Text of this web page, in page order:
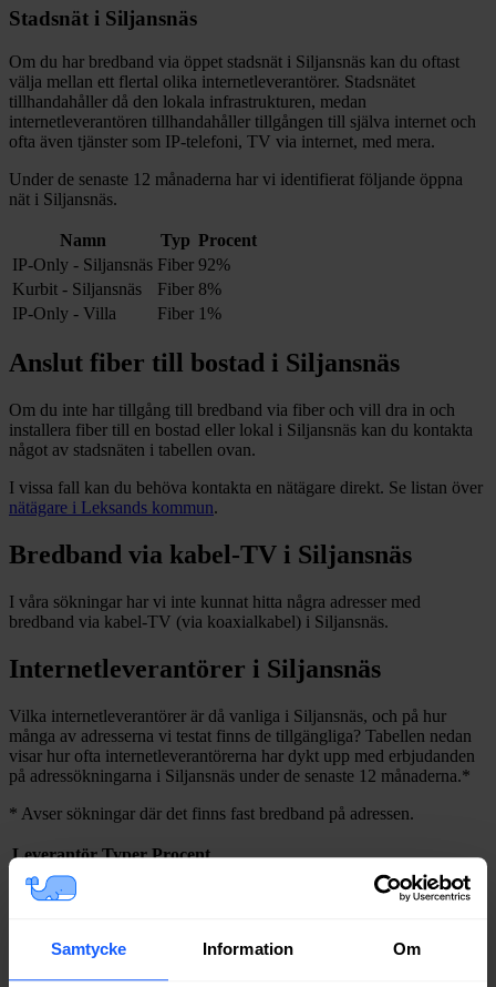
Samtycke Information Om
Stadsnät i Siljansnäs
Om du har bredband via öppet stadsnät i Siljansnäs kan du oftast
välja mellan ett flertal olika internetleverantörer. Stadsnätet
tillhandahåller då den lokala infrastrukturen, medan
internetleverantören tillhandahåller tillgången till själva internet och
ofta även tjänster som IP-telefoni, TV via internet, med mera.
Under de senaste 12 månaderna har vi identifierat följande öppna
nät i Siljansnäs.
Namn Typ Procent
IP-Only - Siljansnäs Fiber 92%
Kurbit - Siljansnäs
Fiber 8%
IP-Only - Villa
Fiber 1%
Anslut fiber till bostad i Siljansnäs
Om du inte har tillgång till bredband via fiber och vill dra in och
installera fiber till en bostad eller lokal i Siljansnäs kan du kontakta
något av stadsnäten i tabellen ovan.
I vissa fall kan du behöva kontakta en nätägare direkt. Se listan över
nätägare i Leksands kommun.
Bredband via kabel-TV i Siljansnäs
I våra sökningar har vi inte kunnat hitta några adresser med
bredband via kabel-TV (via koaxialkabel) i Siljansnäs.
Internetleverantörer i Siljansnäs
Vilka internetleverantörer är då vanliga i Siljansnäs, och på hur
många av adresserna vi testat finns de tillgängliga? Tabellen nedan
visar hur ofta internetleverantörerna har dykt upp med erbjudanden
på adressökningarna i Siljansnäs under de senaste 12 månaderna.*
* Avser sökningar där det finns fast bredband på adressen.
Leverantör Typer Procent
Bredband2
Net at Once
Boxer
Fiber
Telia
Fiber 73%